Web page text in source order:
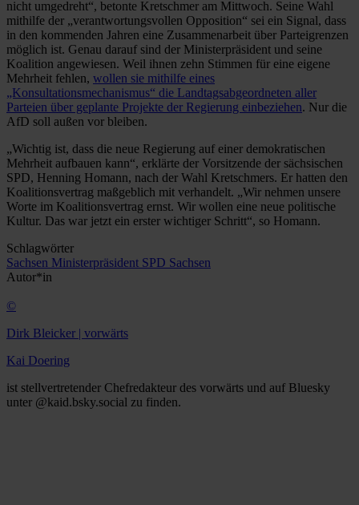
nicht umgedreht“, betonte Kretschmer am Mittwoch. Seine Wahl
mithilfe der „verantwortungsvollen Opposition“ sei ein Signal, dass
in den kommenden Jahren eine Zusammenarbeit über Parteigrenzen
möglich ist. Genau darauf sind der Ministerpräsident und seine
Koalition angewiesen. Weil ihnen zehn Stimmen für eine eigene
Mehrheit fehlen, wollen sie mithilfe eines
„Konsultationsmechanismus“ die Landtagsabgeordneten aller
Parteien über geplante Projekte der Regierung einbeziehen. Nur die
AfD soll außen vor bleiben.
„Wichtig ist, dass die neue Regierung auf einer demokratischen
Mehrheit aufbauen kann“, erklärte der Vorsitzende der sächsischen
SPD, Henning Homann, nach der Wahl Kretschmers. Er hatten den
Koalitionsvertrag maßgeblich mit verhandelt. „Wir nehmen unsere
Worte im Koalitionsvertrag ernst. Wir wollen eine neue politische
Kultur. Das war jetzt ein erster wichtiger Schritt“, so Homann.
Schlagwörter
Sachsen Ministerpräsident SPD Sachsen
Autor*in
©
Dirk Bleicker | vorwärts
Kai Doering
ist stellvertretender Chefredakteur des vorwärts und auf Bluesky
unter @kaid.bsky.social zu finden.